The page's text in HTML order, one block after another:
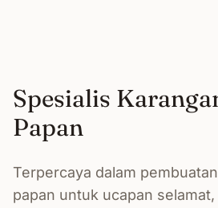
Spesialis
Papan
Terpercaya dalam
papan untuk ucapan